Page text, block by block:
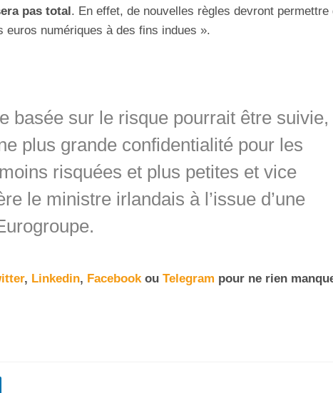
pas total. En effet, de nouvelles règles devront permettre
euros numériques à des fins indues ».
basée sur le risque pourrait être suivie,
plus grande confidentialité pour les
risquées et plus petites et vice
le ministre irlandais à l’issue d’une
, Linkedin, Facebookou Telegram pour ne rien